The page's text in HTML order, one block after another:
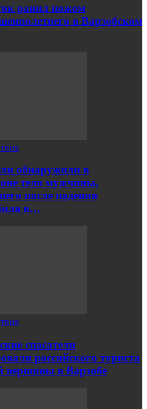
ранил ножом
в Варзобском
обнаружили в
тело мужчины,
после падения
в…
спасатели
российского туриста
вершины в Варзобе